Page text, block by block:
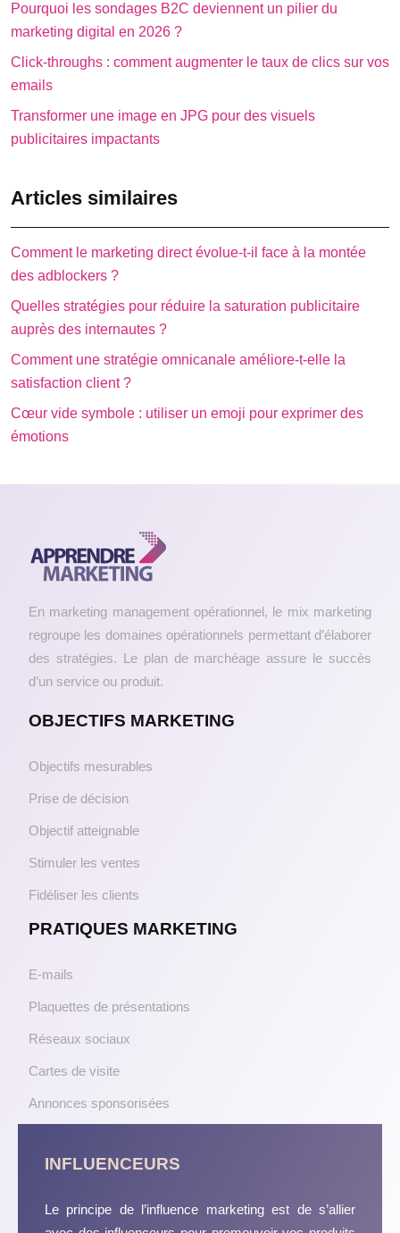
Pourquoi les sondages B2C deviennent un pilier du
marketing digital en 2026 ?
Click-throughs : comment augmenter le taux de clics sur vos
emails
Transformer une image en JPG pour des visuels
publicitaires impactants
Articles similaires
Comment le marketing direct évolue-t-il face à la montée
des adblockers ?
Quelles stratégies pour réduire la saturation publicitaire
auprès des internautes ?
Comment une stratégie omnicanale améliore-t-elle la
satisfaction client ?
Cœur vide symbole : utiliser un emoji pour exprimer des
émotions
En marketing management opérationnel, le mix marketing
regroupe les domaines opérationnels permettant d’élaborer
des stratégies. Le plan de marchéage assure le succès
d’un service ou produit.
OBJECTIFS MARKETING
Objectifs mesurables
Prise de décision
Objectif atteignable
Stimuler les ventes
Fidéliser les clients
PRATIQUES MARKETING
E-mails
Plaquettes de présentations
Réseaux sociaux
Cartes de visite
Annonces sponsorisées
INFLUENCEURS
Le principe de l’influence marketing est de s’allier